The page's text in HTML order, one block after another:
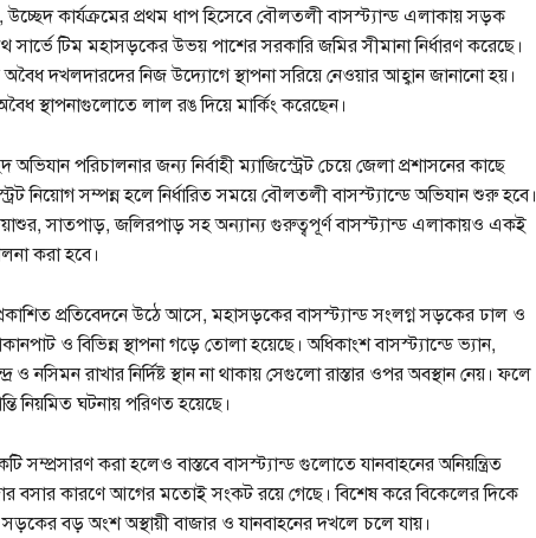
কার্যক্রমের প্রথম ধাপ হিসেবে বৌলতলী বাসস্ট্যান্ড এলাকায় সড়ক
সার্ভে টিম মহাসড়কের উভয় পাশের সরকারি জমির সীমানা নির্ধারণ করেছে।
অবৈধ দখলদারদের নিজ উদ্যোগে স্থাপনা সরিয়ে নেওয়ার আহ্বান জানানো হয়।
অবৈধ স্থাপনাগুলোতে লাল রঙ দিয়ে মার্কিং করেছেন।
পরিচালনার জন্য নির্বাহী ম্যাজিস্ট্রেট চেয়ে জেলা প্রশাসনের কাছে
নিয়োগ সম্পন্ন হলে নির্ধারিত সময়ে বৌলতলী বাসস্ট্যান্ডে অভিযান শুরু হবে।
সাতপাড়, জলিরপাড় সহ অন্যান্য গুরুত্বপূর্ণ বাসস্ট্যান্ড এলাকায়ও একই
করা হবে।
প্রতিবেদনে উঠে আসে, মহাসড়কের বাসস্ট্যান্ড সংলগ্ন সড়কের ঢাল ও
ও বিভিন্ন স্থাপনা গড়ে তোলা হয়েছে। অধিকাংশ বাসস্ট্যান্ডে ভ্যান,
নসিমন রাখার নির্দিষ্ট স্থান না থাকায় সেগুলো রাস্তার ওপর অবস্থান নেয়। ফলে
নিয়মিত ঘটনায় পরিণত হয়েছে।
সম্প্রসারণ করা হলেও বাস্তবে বাসস্ট্যান্ড গুলোতে যানবাহনের অনিয়ন্ত্রিত
বসার কারণে আগের মতোই সংকট রয়ে গেছে। বিশেষ করে বিকেলের দিকে
বড় অংশ অস্থায়ী বাজার ও যানবাহনের দখলে চলে যায়।